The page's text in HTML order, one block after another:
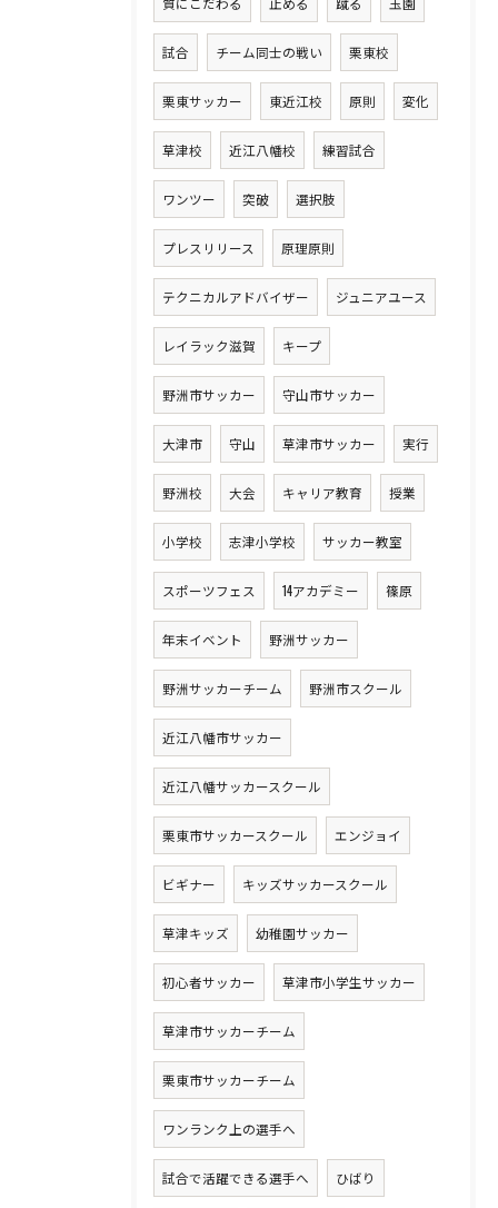
試合 チーム同士の戦い 栗東校
栗東サッカー 東近江校 原則 変化
草津校 近江八幡校 練習試合
ワンツー 突破 選択肢
プレスリリース 原理原則
テクニカルアドバイザー ジュニアユース
レイラック滋賀 キープ
野洲市サッカー 守山市サッカー
大津市 守山 草津市サッカー 実行
野洲校 大会 キャリア教育 授業
小学校 志津小学校 サッカー教室
スポーツフェス 14アカデミー 篠原
年末イベント 野洲サッカー
野洲サッカーチーム 野洲市スクール
近江八幡市サッカー
近江八幡サッカースクール
栗東市サッカースクール エンジョイ
ビギナー キッズサッカースクール
草津キッズ 幼稚園サッカー
初心者サッカー 草津市小学生サッカー
草津市サッカーチーム
栗東市サッカーチーム
ワンランク上の選手へ
試合で活躍できる選手へ ひばり